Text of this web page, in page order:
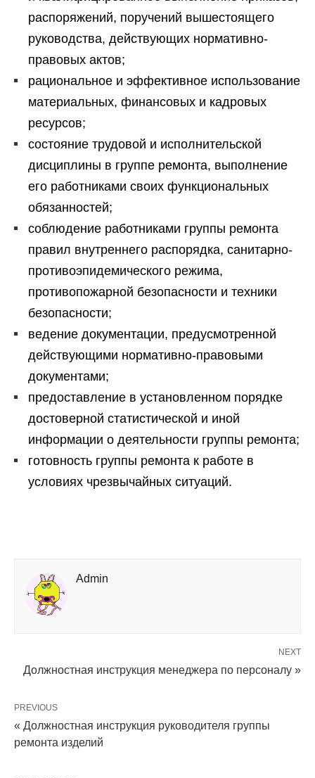
распоряжений, поручений вышестоящего
руководства, действующих нормативно-
правовых актов;
рациональное и эффективное использование
материальных, финансовых и кадровых
ресурсов;
состояние трудовой и исполнительской
дисциплины в группе ремонта, выполнение
его работниками своих функциональных
обязанностей;
соблюдение работниками группы ремонта
правил внутреннего распорядка, санитарно-
противоэпидемического режима,
противопожарной безопасности и техники
безопасности;
ведение документации, предусмотренной
действующими нормативно-правовыми
документами;
предоставление в установленном порядке
достоверной статистической и иной
информации о деятельности группы ремонта;
готовность группы ремонта к работе в
условиях чрезвычайных ситуаций.
Admin
NEXT
Должностная инструкция менеджера по персоналу »
PREVIOUS
« Должностная инструкция руководителя группы
ремонта изделий